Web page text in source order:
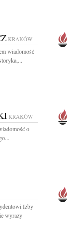
KRAKÓW
wiadomość
KRAKÓW
o
Izby
wyrazy